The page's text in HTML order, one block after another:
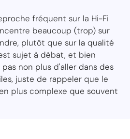
fréquent sur la Hi-Fi
beaucoup (trop) sur
plutôt que sur la qualité
sujet à débat, et bien
non plus d'aller dans des
juste de rappeler que le
plus complexe que souvent